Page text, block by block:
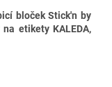
bloček Stick'n by
etikety KALEDA,